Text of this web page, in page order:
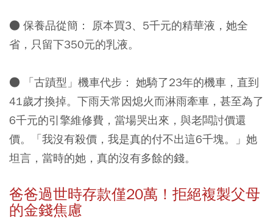
● 保養品從簡： 原本買3、5千元的精華液，她全
省，只留下350元的乳液。
● 「古蹟型」機車代步： 她騎了23年的機車，直到
41歲才換掉。下雨天常因熄火而淋雨牽車，甚至為了
6千元的引擎維修費，當場哭出來，與老闆討價還
價。「我沒有殺價，我是真的付不出這6千塊。」她
坦言，當時的她，真的沒有多餘的錢。
爸爸過世時存款僅20萬！拒絕複製父母
的金錢焦慮